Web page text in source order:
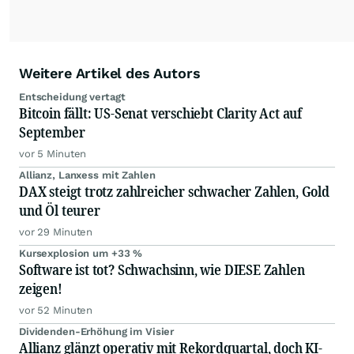
Weitere Artikel des Autors
Entscheidung vertagt
Bitcoin fällt: US-Senat verschiebt Clarity Act auf
September
vor 5 Minuten
Allianz, Lanxess mit Zahlen
DAX steigt trotz zahlreicher schwacher Zahlen, Gold
und Öl teurer
vor 29 Minuten
Kursexplosion um +33 %
Software ist tot? Schwachsinn, wie DIESE Zahlen
zeigen!
vor 52 Minuten
Dividenden-Erhöhung im Visier
Allianz glänzt operativ mit Rekordquartal, doch KI-